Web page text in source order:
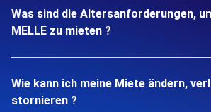
Was sind die Altersanforderungen,
MELLE zu mieten ?
Wie kann ich meine Miete ändern,
stornieren ?